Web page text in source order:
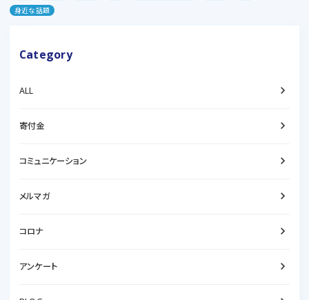
身近な話題
Category
ALL keyboard_arrow_right
寄付金 keyboard_arrow_right
コミュニケーション keyboard_arrow_right
メルマガ keyboard_arrow_right
コロナ keyboard_arrow_right
アンケート keyboard_arrow_right